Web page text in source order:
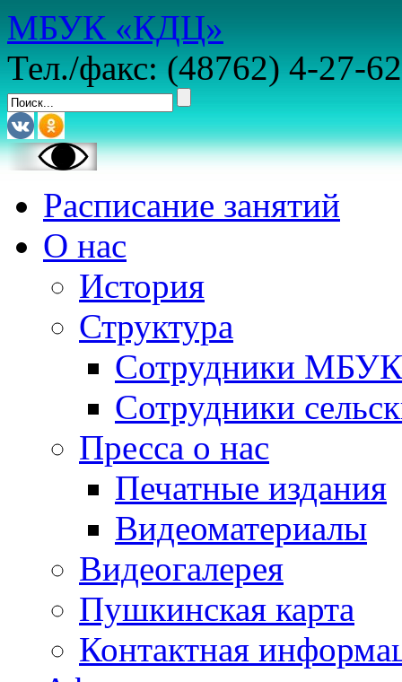
МБУК «КДЦ»
Тел./факс: (48762) 4-27-62
Расписание занятий
О нас
История
Структура
Сотрудники
Сотрудники
Пресса о нас
Печатные издания
Видеоматериалы
Видеогалерея
Пушкинская карта
Контактная